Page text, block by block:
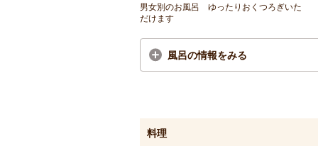
男女別のお風呂 ゆったりおくつろぎいた
だけます
風呂の情報をみる
料理